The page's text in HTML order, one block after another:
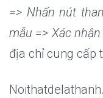
=> Nhấn nút
mẫu => Xác
địa chỉ cung cấp